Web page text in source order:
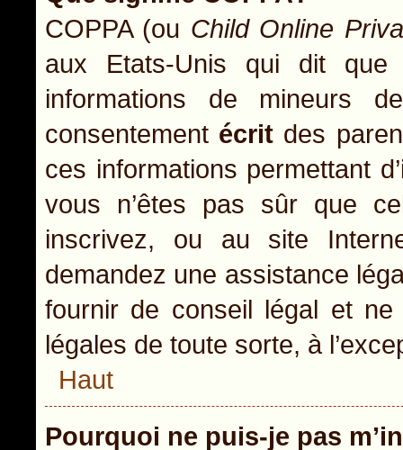
COPPA (ou Child Online
aux Etats-Unis qui dit que
informations de mineurs
consentement écrit des
ces informations permettant
vous n’êtes pas sûr que
inscrivez, ou au site
demandez une assistance
fournir de conseil légal et
légales de toute sorte, à
Haut
Pourquoi ne puis-je pas